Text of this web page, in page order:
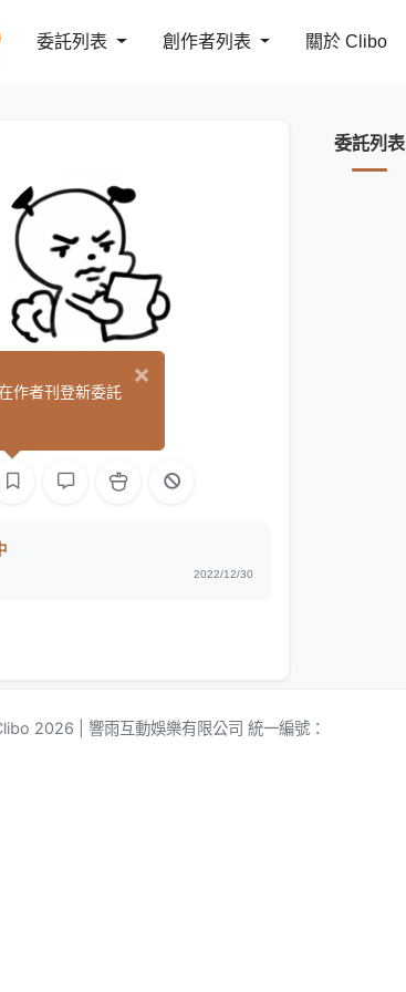
委託列表 創作者列表 關於 Clibo
Tooruz
2022/12/30
委託列表
2026 | 響雨互動娛樂有限公司 統一編號：
×
作者刊登新委託